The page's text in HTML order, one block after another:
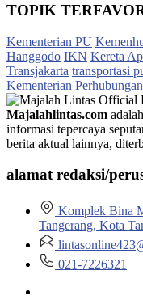
TOPIK
Kementerian PU
Hanggodo IKN Kereta
Transjakarta transportasi
Kementerian Perhubungan
Majalahlintas.com
informasi tepercaya
berita aktual lainnya,
alamat redaksi/
Komplek Bina
Tangerang, Kota
021-7226321